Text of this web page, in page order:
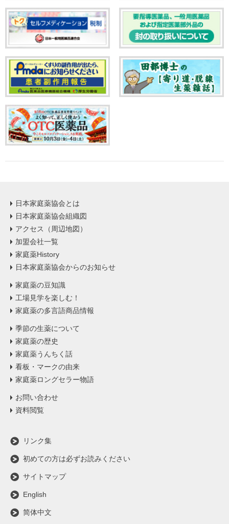
日本家庭薬協会とは
日本家庭薬協会組織図
アクセス（周辺地図）
加盟会社一覧
家庭薬History
日本家庭薬協会からのお知らせ
家庭薬の豆知識
工場見学を楽しむ！
家庭薬の多言語商品情報
季節の生薬について
家庭薬の歴史
家庭薬うんちく話
看板・マークの由来
家庭薬ロングセラー物語
お問い合わせ
資料閲覧
リンク集
初めての方は必ずお読みください
サイトマップ
English
简体中文